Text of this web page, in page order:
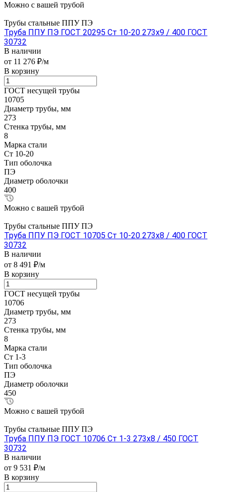
Можно с вашей трубой
Трубы стальные ППУ ПЭ
Труба ППУ ПЭ ГОСТ 20295 Ст 10-20 273x9 / 400 ГОСТ
30732
В наличии
от 11 276 ₽/м
В корзину
ГОСТ несущей трубы
10705
Диаметр трубы, мм
273
Стенка трубы, мм
8
Марка стали
Ст 10-20
Тип оболочка
ПЭ
Диаметр оболочки
400
Можно с вашей трубой
Трубы стальные ППУ ПЭ
Труба ППУ ПЭ ГОСТ 10705 Ст 10-20 273x8 / 400 ГОСТ
30732
В наличии
от 8 491 ₽/м
В корзину
ГОСТ несущей трубы
10706
Диаметр трубы, мм
273
Стенка трубы, мм
8
Марка стали
Ст 1-3
Тип оболочка
ПЭ
Диаметр оболочки
450
Можно с вашей трубой
Трубы стальные ППУ ПЭ
Труба ППУ ПЭ ГОСТ 10706 Ст 1-3 273x8 / 450 ГОСТ
30732
В наличии
от 9 531 ₽/м
В корзину